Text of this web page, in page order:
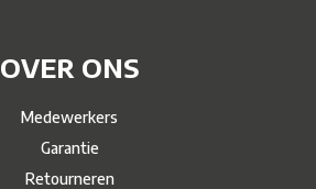
OVER ONS
Medewerkers
Garantie
Retourneren